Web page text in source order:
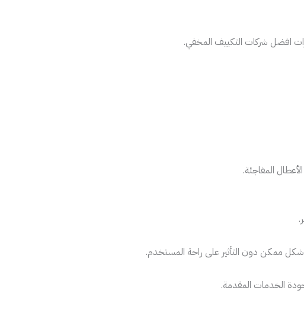
افضل شركات التكييف المخفي.
المفاجئة.
ممكن دون التأثير على راحة المستخدم.
الخدمات المقدمة.